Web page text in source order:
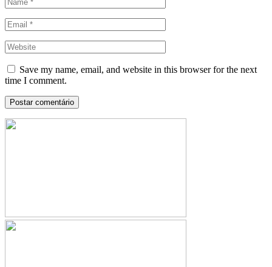
Save my name, email, and website in this browser for the next
time I comment.